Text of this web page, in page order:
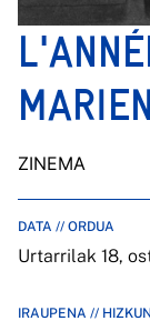
ZINEMA
DATA // ORDUA
Urtarrilak 18,
IRAUPENA //